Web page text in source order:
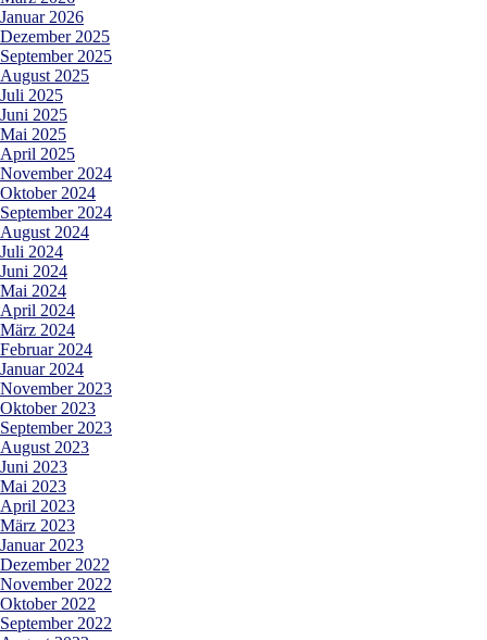
Januar 2026
Dezember 2025
September 2025
August 2025
Juli 2025
Juni 2025
Mai 2025
April 2025
November 2024
Oktober 2024
September 2024
August 2024
Juli 2024
Juni 2024
Mai 2024
April 2024
März 2024
Februar 2024
Januar 2024
November 2023
Oktober 2023
September 2023
August 2023
Juni 2023
Mai 2023
April 2023
März 2023
Januar 2023
Dezember 2022
November 2022
Oktober 2022
September 2022